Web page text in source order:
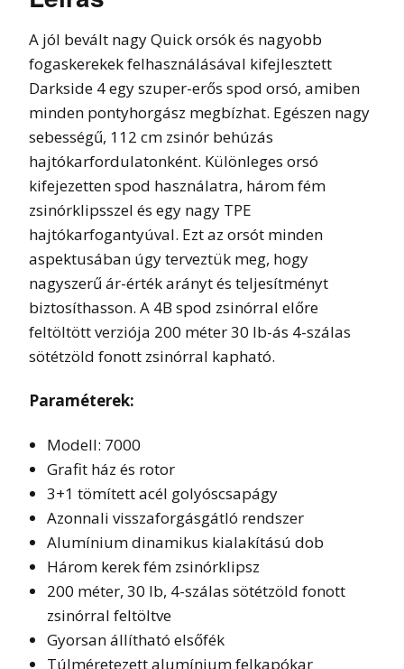
A jól bevált nagy Quick orsók és nagyobb
fogaskerekek felhasználásával kifejlesztett
Darkside 4 egy szuper-erős spod orsó, amiben
minden pontyhorgász megbízhat. Egészen nagy
sebességű, 112 cm zsinór behúzás
hajtókarfordulatonként. Különleges orsó
kifejezetten spod használatra, három fém
zsinórklipsszel és egy nagy TPE
hajtókarfogantyúval. Ezt az orsót minden
aspektusában úgy terveztük meg, hogy
nagyszerű ár-érték arányt és teljesítményt
biztosíthasson. A 4B spod zsinórral előre
feltöltött verziója 200 méter 30 lb-ás 4-szálas
sötétzöld fonott zsinórral kapható.
Paraméterek:
Modell: 7000
Grafit ház és rotor
3+1 tömített acél golyóscsapágy
Azonnali visszaforgásgátló rendszer
Alumínium dinamikus kialakítású dob
Három kerek fém zsinórklipsz
200 méter, 30 lb, 4-szálas sötétzöld fonott
zsinórral feltöltve
Gyorsan állítható elsőfék
Túlméretezett alumínium felkapókar